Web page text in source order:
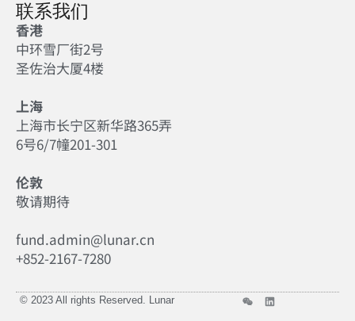
联系我们
香港
中环雪厂街2号
圣佐治大厦4楼
上海
上海市长宁区新华路365弄
6号6/7幢201-301
伦敦
敬请期待
fund.admin@lunar.cn
+852-2167-7280
© 2023 All rights Reserved. Lunar